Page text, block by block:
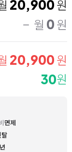
20,900 원
월 0 원
20,900 원
30원
면제
탈